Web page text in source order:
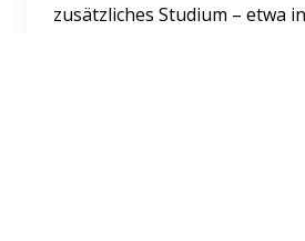
zusätzliches Studium – etwa in